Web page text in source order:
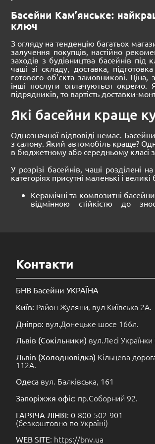
Басейни Кам’янське:
ключ
З огляду на тенденцію багатьох
залучення покупців, настійно
заходів з будівництва басейнів
чаші зі складу, доставка,
готового об’єкта замовникові. Ціна,
інші послуги оплачуються окремо.
підрядників, то вартість доставки-
Які басейни краще
Однозначної відповіді немає.
з салону. Який автомобіль краще?
в бюджетному або середньому класі
У розрізі басейнів, чаші розділені
категоріях присутні маленькі і
Керамічні та композитні
відмінною стійкістю до
Контакти
БНВ Басейни УКРАЇНА
Київ: Район Жуляни, вул Київська 2А.
Дніпро: вул.Донецьке шосе 166л.
Львів (Сокільники) вул.Лесі Українки
Львів (Холодновідка) Кільцева
112А.
Одеса вул. Балківська, 161
Запоріжжя офіс: пр.Соборний 92.
ГАРЯЧА ЛІНІЯ: 0-800-502-901
(безкоштовно по Україні)
WEB SITE: https://bnv.ua